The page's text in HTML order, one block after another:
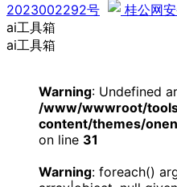
2023002292号
桂公网
ai工具箱
ai工具箱
Warning: Undefined
/www/wwwroot/
content/themes/
on line 31
Warning: foreach()